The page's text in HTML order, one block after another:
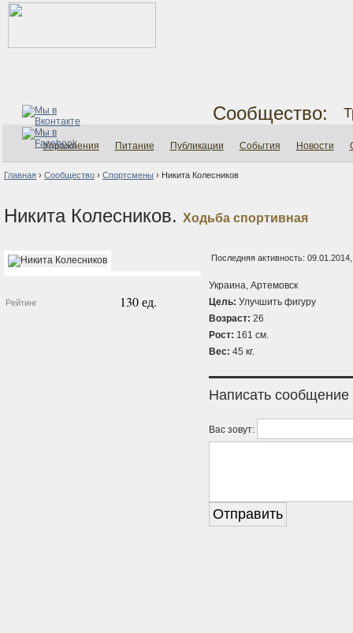
Сообщество:
Упражнения Питание Публикации События Новости
Главная › Сообщество › Спортсмены › Никита Колесников
Никита Колесников. Ходьба спортивная
Рейтинг 130 ед.
Последняя активность:
Украина, Артемовск
Цель: Улучшить фигуру
Возраст: 26
Рост: 161 см.
Вес: 45 кг.
Написать сообщение
Вас зовут: